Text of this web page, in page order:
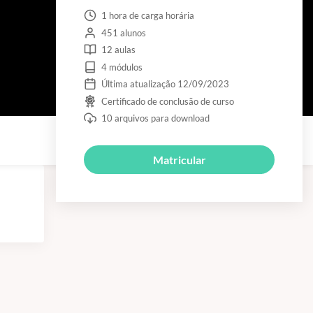
1 hora de carga horária
451 alunos
12 aulas
4 módulos
Última atualização 12/09/2023
Certificado de conclusão de curso
10 arquivos para download
Matricular